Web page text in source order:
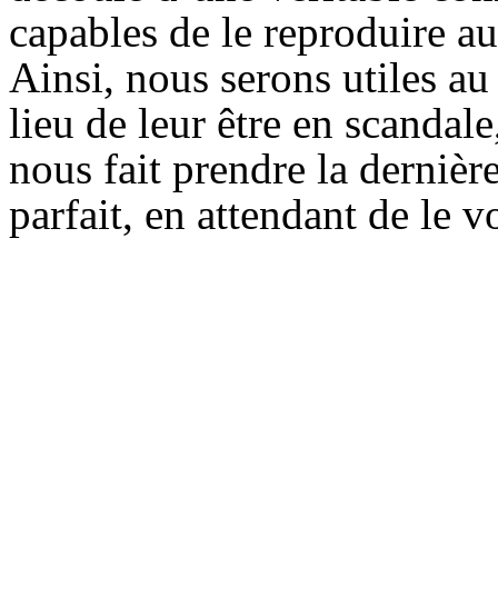
capables de le reproduire
Ainsi, nous serons utiles
lieu de leur être en
nous fait prendre la
parfait, en attendant de le